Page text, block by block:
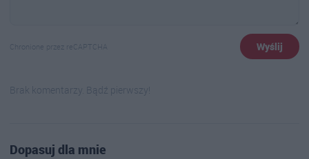
Chronione przez reCAPTCHA Wyślij
Brak komentarzy. Bądź pierwszy!
Dopasuj dla mnie